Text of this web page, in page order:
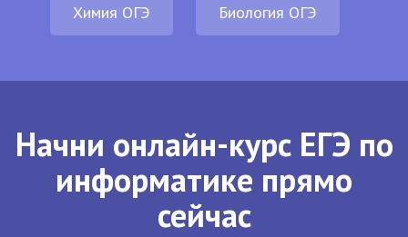
Химия ОГЭ Биология ОГЭ
Начни онлайн-курс ЕГЭ по
информатике прямо
сейчас